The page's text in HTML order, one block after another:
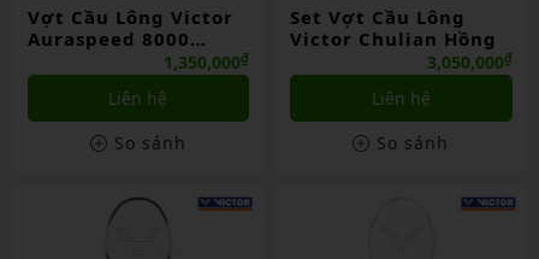
Vợt Cầu Lông Victor
Auraspeed 8000
1,350,000₫
Liên hệ
So sánh
Set Vợt Cầu Lông
Victor Chulian Hồng
3,050,000₫
Liên hệ
So sánh